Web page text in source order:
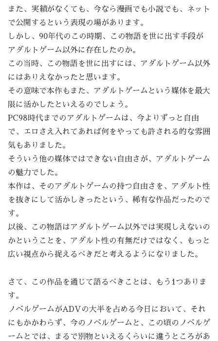
また、実績がなくても、今なら漫画でも小説でも、ネット
で公開するという表現の場があります。
しかし、90年代のこの時期、この物語を世に出す手段が
アダルトゲーム以外に存在したのか。
この当時、この物語を世に出すには、アダルトゲーム以外
にはありえなかったと思います。
その意味で本作もまた、アダルトゲームという媒体を最大
限に活かしたといえるのでしょう。
PC98時代までのアダルトゲームは、今よりずっと自由
で、エロさえ入れてあれば何をやっても許される的な雰囲
気もありました。
そういう他の媒体ではできない自由さが、アダルトゲーム
の魅力でした。
本作は、そのアダルトゲームの持つ自由さを、アダルト性
を抜きにして活かしきったという、稀有な作品だったので
す。
以後、この物語はアダルトゲーム以外では実現しえないの
かということを、アダルト性の有無だけではなく、もっと
広い視点から捉えるべきだと考えるようになりました。
さて、この作品を通じて語るべきことは、もう1つありま
す。
ノベルゲームがADVの大半を占める今日において、それ
にもかかわらず、今のノベルゲームと、この頃のノベルゲ
ームとでは、まるで別物といえるくらいに違うところがあ